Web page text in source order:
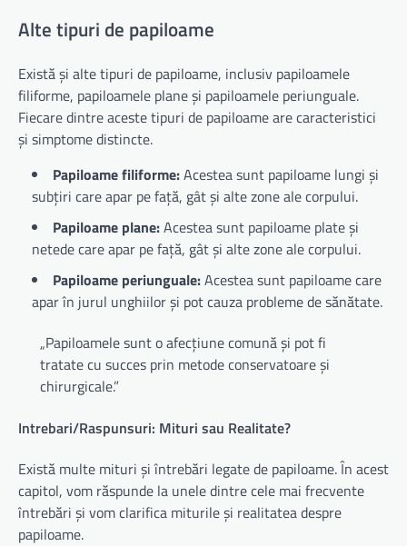
Alte tipuri de papiloame
Există și alte tipuri de papiloame, inclusiv papiloamele
filiforme, papiloamele plane și papiloamele periunguale.
Fiecare dintre aceste tipuri de papiloame are caracteristici
și simptome distincte.
Papiloame filiforme:Acestea sunt papiloame lungi și
subțiri care apar pe față, gât și alte zone ale corpului.
Papiloame plane:Acestea sunt papiloame plate și
netede care apar pe față, gât și alte zone ale corpului.
Papiloame periunguale:Acestea sunt papiloame care
apar în jurul unghiilor și pot cauza probleme de sănătate.
„Papiloamele sunt o afecțiune comună și pot fi
tratate cu succes prin metode conservatoare și
chirurgicale.”
Intrebari/Raspunsuri: Mituri sau Realitate?
Există multe mituri și întrebări legate de papiloame. În acest
capitol, vom răspunde la unele dintre cele mai frecvente
întrebări și vom clarifica miturile și realitatea despre
papiloame.